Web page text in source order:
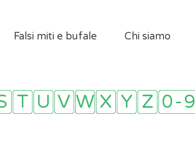
Falsi miti e bufale Chi siamo